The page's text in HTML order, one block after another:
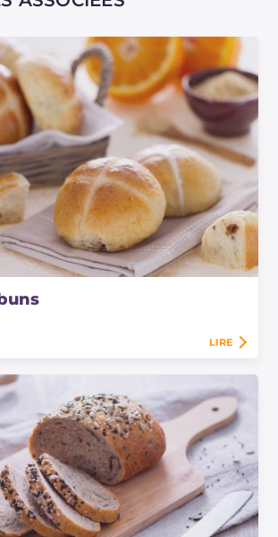
lors, l'expression hot dog est
restée très populaire.
LIRE